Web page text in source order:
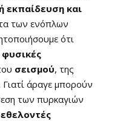
εκπαίδευση και
των ενόπλων
ότι
φυσικές
σεισμού, της
Γιατί άραγε μπορούν
των πυρκαγιών
εθελοντές